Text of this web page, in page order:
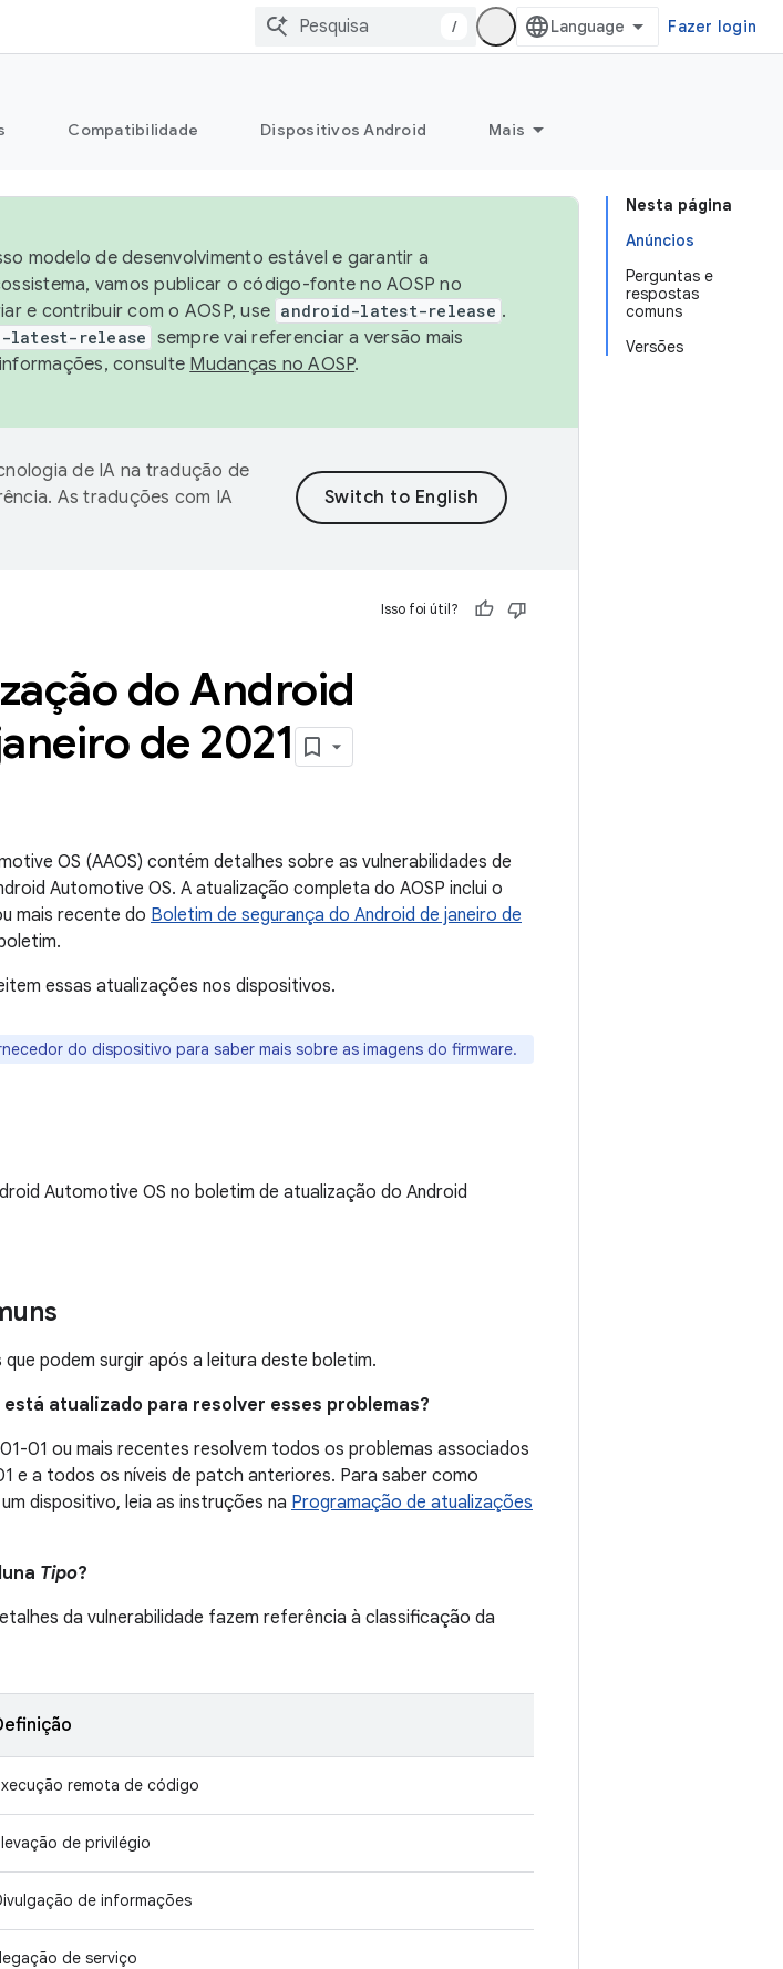
/ Fazer login
Compatibilidade Dispositivos Android Mais
Nesta página
Anúncios
Perguntas e
respostas
comuns
Versões
modelo de desenvolvimento estável e garantir a
vamos publicar o código-fonte no AOSP no
e contribuir com o AOSP, use android-latest-release .
latest-release sempre vai referenciar a versão mais
consulte Mudanças no AOSP.
de IA na tradução de
As traduções com IA
Isso foi útil?
do Android
de 2021
OS (AAOS) contém detalhes sobre as vulnerabilidades de
Automotive OS. A atualização completa do AOSP inclui o
mais recente do Boletim de segurança do Android de janeiro de
essas atualizações nos dispositivos.
do dispositivo para saber mais sobre as imagens do firmware.
Automotive OS no boletim de atualização do Android
podem surgir após a leitura deste boletim.
atualizado para resolver esses problemas?
01 ou mais recentes resolvem todos os problemas associados
e a todos os níveis de patch anteriores. Para saber como
dispositivo, leia as instruções na Programação de atualizações
Tipo?
da vulnerabilidade fazem referência à classificação da
remota de código
de privilégio
de informações
de serviço